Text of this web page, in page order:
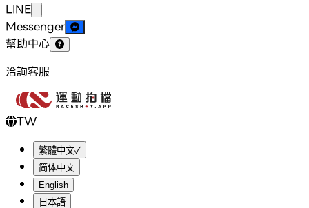
LINE
Messenger
幫助中心
洽詢客服
TW
繁體中文✓
简体中文
English
日本語